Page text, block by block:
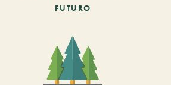
FUTURO